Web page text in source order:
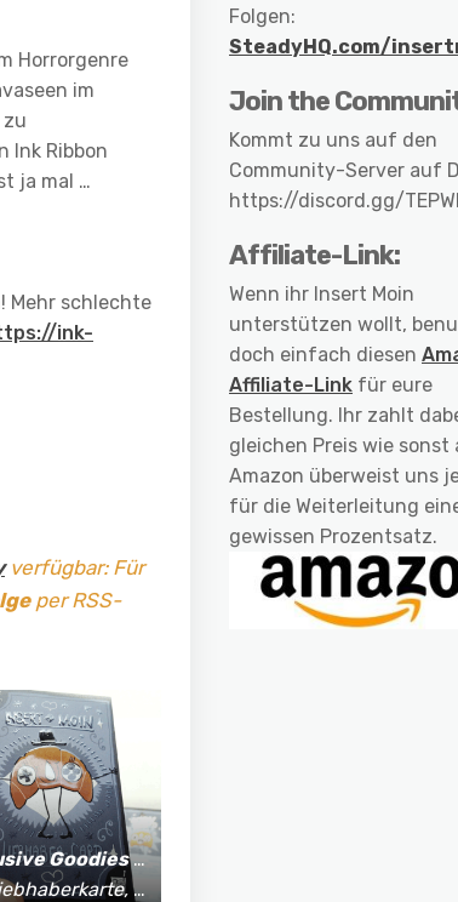
Horrorgenre
im
Ink Ribbon
ja mal …
Mehr schlechte
ink-
verfügbar: Für
per RSS-
Goodiesfür Supporter*innen:
jährlich limitierte Fan-Shirts und vieles mehr!
Folgen:
SteadyHQ.com/
Join the
Kommt zu uns auf den
Community-Server auf
https://discord.gg/
Affiliate-Link:
Wenn ihr Insert Moin
unterstützen wollt,
doch einfach diesen
Affiliate-Link für eure
Bestellung. Ihr zahlt
gleichen Preis wie sonst
Amazon überweist uns
für die Weiterleitung
gewissen Prozentsatz.